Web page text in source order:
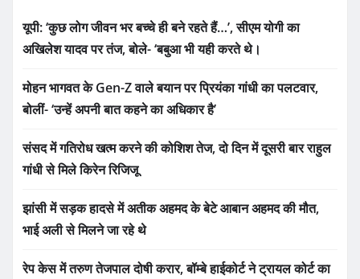
यूपी: ‘कुछ लोग जीवन भर बच्चे ही बने रहते हैं…’, सीएम योगी का
अखिलेश यादव पर तंज, बोले- ‘बबुआ भी यही करते थे।
मोहन भागवत के Gen-Z वाले बयान पर प्रियंका गांधी का पलटवार,
बोलीं- ‘उन्हें अपनी बात कहने का अधिकार है’
संसद में गतिरोध खत्म करने की कोशिश तेज, दो दिन में दूसरी बार राहुल
गांधी से मिले किरेन रिजिजू
झांसी में सड़क हादसे में अतीक अहमद के बेटे आबान अहमद की मौत,
भाई अली से मिलने जा रहे थे
रेप केस में तरुण तेजपाल दोषी करार, बॉम्बे हाईकोर्ट ने ट्रायल कोर्ट का